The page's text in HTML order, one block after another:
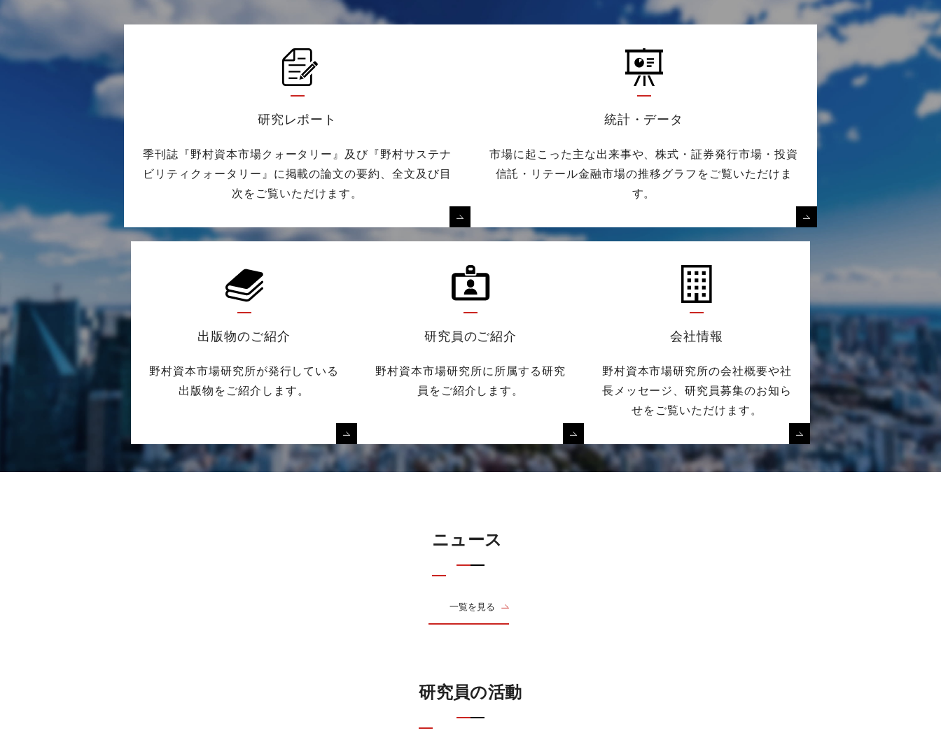
研究レポート
季刊誌『野村資本市場クォータリー』及び『野村サステナ
ビリティクォータリー』に掲載の論文の要約、全文及び目
次をご覧いただけます。
統計・データ
市場に起こった主な出来事や、株式・証券発行市場・投資
信託・リテール金融市場の推移グラフをご覧いただけま
す。
出版物のご紹介
野村資本市場研究所が発行している
出版物をご紹介します。
研究員のご紹介
野村資本市場研究所に所属する研究
員をご紹介します。
会社情報
野村資本市場研究所の会社概要や社
長メッセージ、研究員募集のお知ら
せをご覧いただけます。
ニュース
一覧を見る
研究員の活動